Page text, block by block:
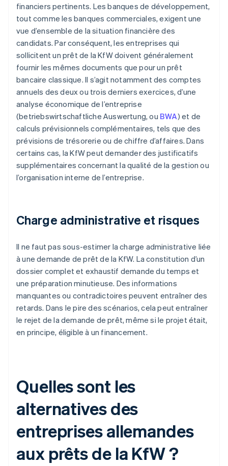
financiers pertinents. Les banques de développement,
tout comme les banques commerciales, exigent une
vue d’ensemble de la situation financière des
candidats. Par conséquent, les entreprises qui
sollicitent un prêt de la KfW doivent généralement
fournir les mêmes documents que pour un prêt
bancaire classique. Il s’agit notamment des comptes
annuels des deux ou trois derniers exercices, d’une
analyse économique de l’entreprise
(betriebswirtschaftliche Auswertung, ou BWA) et de
calculs prévisionnels complémentaires, tels que des
prévisions de trésorerie ou de chiffre d’affaires. Dans
certains cas, la KfW peut demander des justificatifs
supplémentaires concernant la qualité de la gestion ou
l’organisation interne de l’entreprise.
Charge administrative et risques
Il ne faut pas sous-estimer la charge administrative liée
à une demande de prêt de la KfW. La constitution d’un
dossier complet et exhaustif demande du temps et
une préparation minutieuse. Des informations
manquantes ou contradictoires peuvent entraîner des
retards. Dans le pire des scénarios, cela peut entraîner
le rejet de la demande de prêt, même si le projet était,
en principe, éligible à un financement.
Quelles sont les
alternatives des
entreprises allemandes
aux prêts de la KfW ?